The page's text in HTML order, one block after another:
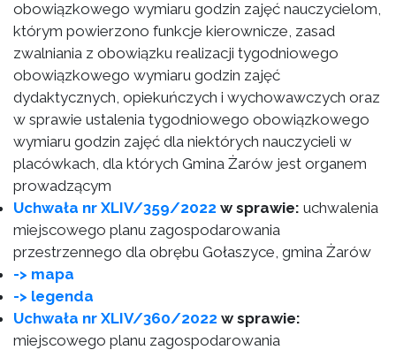
obowiązkowego wymiaru godzin zajęć nauczycielom,
którym powierzono funkcje kierownicze, zasad
zwalniania z obowiązku realizacji tygodniowego
obowiązkowego wymiaru godzin zajęć
dydaktycznych, opiekuńczych i wychowawczych oraz
w sprawie ustalenia tygodniowego obowiązkowego
wymiaru godzin zajęć dla niektórych nauczycieli w
placówkach, dla których Gmina Żarów jest organem
prowadzącym
Uchwała nr XLIV/359/2022 w sprawie: uchwalenia
miejscowego planu zagospodarowania
przestrzennego dla obrębu Gołaszyce, gmina Żarów
-> mapa
-> legenda
Uchwała nr XLIV/360/2022 w sprawie:
miejscowego planu zagospodarowania